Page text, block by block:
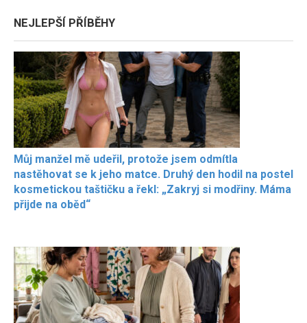
NEJLEPŠÍ PŘÍBĚHY
Můj manžel mě udeřil, protože jsem odmítla
nastěhovat se k jeho matce. Druhý den hodil na postel
kosmetickou taštičku a řekl: „Zakryj si modřiny. Máma
přijde na oběd“